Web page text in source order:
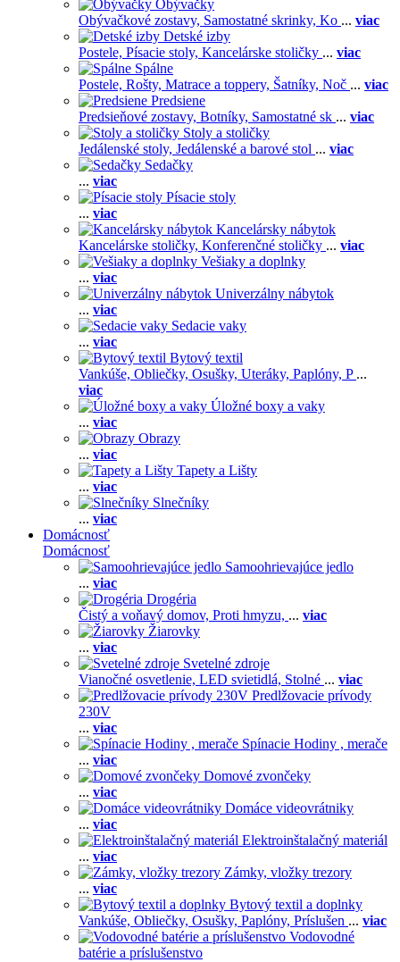
Obývačky
Obývačkové zostavy, Samostatné skrinky, Ko ... viac
Detské izby
Postele, Písacie stoly, Kancelárske stoličky ... viac
Spálne
Postele, Rošty, Matrace a toppery, Šatníky, Noč ... viac
Predsiene
Predsieňové zostavy, Botníky, Samostatné sk ... viac
Stoly a stoličky
Jedálenské stoly, Jedálenské a barové stol ... viac
Sedačky
... viac
Písacie stoly
... viac
Kancelársky nábytok
Kancelárske stoličky, Konferenčné stoličky ... viac
Vešiaky a doplnky
... viac
Univerzálny nábytok
... viac
Sedacie vaky
... viac
Bytový textil
Vankúše, Obliečky, Osušky, Uteráky, Paplóny, P ...
viac
Úložné boxy a vaky
... viac
Obrazy
... viac
Tapety a Lišty
... viac
Slnečníky
... viac
Domácnosť
Domácnosť
Samoohrievajúce jedlo
... viac
Drogéria
Čistý a voňavý domov, Proti hmyzu, ... viac
Žiarovky
... viac
Svetelné zdroje
Vianočné osvetlenie, LED svietidlá, Stolné ... viac
Predlžovacie prívody
230V
... viac
Spínacie Hodiny , merače
... viac
Domové zvončeky
... viac
Domáce videovrátniky
... viac
Elektroinštalačný materiál
... viac
Zámky, vložky trezory
... viac
Bytový textil a doplnky
Vankúše, Obliečky, Osušky, Paplóny, Príslušen ... viac
Vodovodné
batérie a príslušenstvo